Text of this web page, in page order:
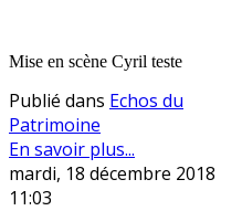
Mise en scène Cyril teste
Publié dans Echos du
Patrimoine
En savoir plus...
mardi, 18 décembre 2018
11:03